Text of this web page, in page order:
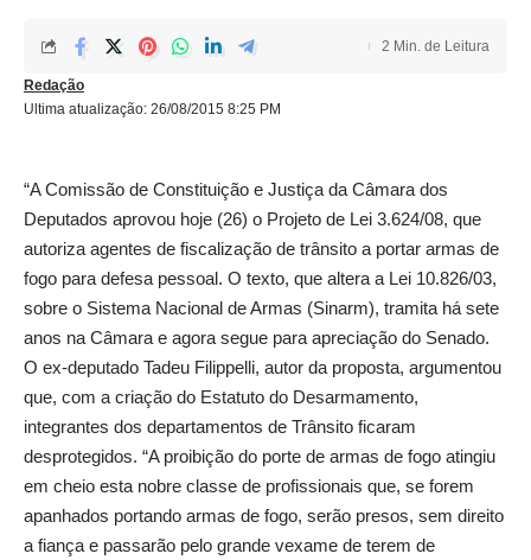
Ultima atualização: 26/08/2015 8:25 PM
Redação
2 Min. de Leitura
“A Comissão de Constituição e Justiça da Câmara dos
Deputados aprovou hoje (26) o Projeto de Lei 3.624/08, que
autoriza agentes de fiscalização de trânsito a portar armas de
fogo para defesa pessoal. O texto, que altera a Lei 10.826/03,
sobre o Sistema Nacional de Armas (Sinarm), tramita há sete
anos na Câmara e agora segue para apreciação do Senado.
O ex-deputado Tadeu Filippelli, autor da proposta, argumentou
que, com a criação do Estatuto do Desarmamento,
integrantes dos departamentos de Trânsito ficaram
desprotegidos. “A proibição do porte de armas de fogo atingiu
em cheio esta nobre classe de profissionais que, se forem
apanhados portando armas de fogo, serão presos, sem direito
a fiança e passarão pelo grande vexame de terem de